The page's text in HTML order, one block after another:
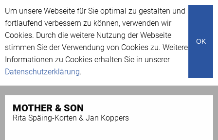
Ausstellungen
MOTHER & SON
Rita Späing-Korten & Jan Koppers
Um unsere Webseite für Sie optimal zu gestalten und
fortlaufend verbessern zu können, verwenden wir
Cookies. Durch die weitere Nutzung der Webseite
stimmen Sie der Verwendung von Cookies zu. Weitere
Informationen zu Cookies erhalten Sie in unserer
Datenschutzerklärung.
OK